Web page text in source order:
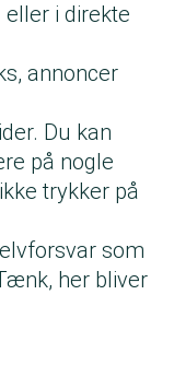
i direkte
annoncer
Du kan
på nogle
trykker på
som
her bliver